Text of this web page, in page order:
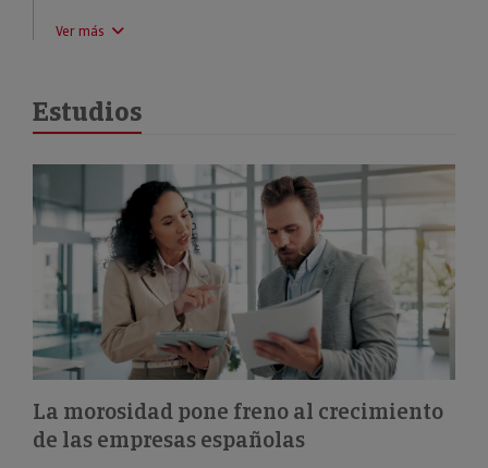
Ver más
Estudios
La morosidad pone freno al crecimiento
de las empresas españolas